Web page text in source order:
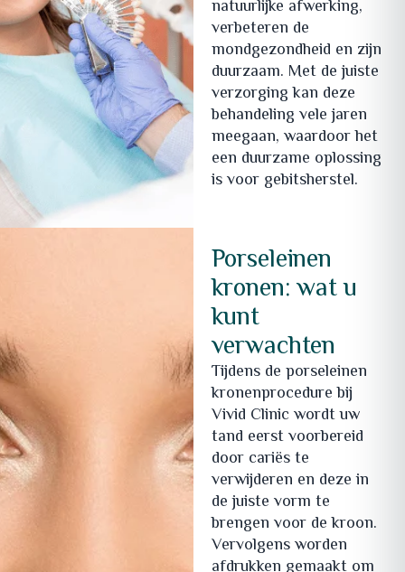
natuurlijke afwerking,
verbeteren de
mondgezondheid en zijn
duurzaam. Met de juiste
verzorging kan deze
behandeling vele jaren
meegaan, waardoor het
een duurzame oplossing
is voor gebitsherstel.
Porseleinen
kronen: wat u
kunt
verwachten
Tijdens de porseleinen
kronenprocedure bij
Vivid Clinic wordt uw
tand eerst voorbereid
door cariës te
verwijderen en deze in
de juiste vorm te
brengen voor de kroon.
Vervolgens worden